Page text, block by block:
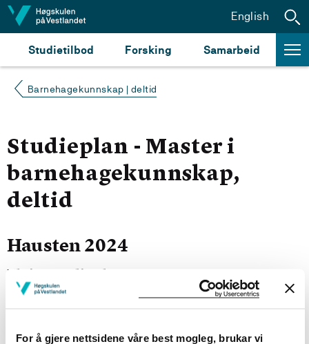
For å gjere nettsidene våre best mogleg, brukar vi
Hopp til innhald
Studietilbod Forsking Samarbeid
English
Barnehagekunnskap | deltid
Studieplan - Master i
barnehagekunnskap,
deltid
Hausten 2024
Fleire studieplaner
Kull Hausten 2024